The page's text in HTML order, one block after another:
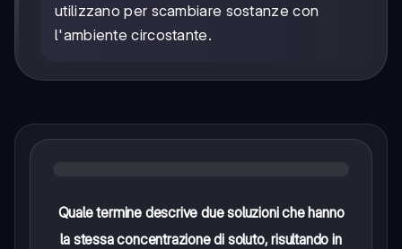
utilizzano per scambiare sostanze con
l'ambiente circostante.
Quale termine descrive due soluzioni che hanno
la stessa concentrazione di soluto, risultando in